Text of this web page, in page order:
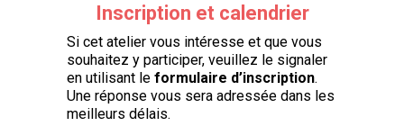
Inscription et calendrier
Si cet atelier vous intéresse et que vous
souhaitez y participer, veuillez le signaler
en utilisant le formulaire d’inscription.
Une réponse vous sera adressée dans les
meilleurs délais.